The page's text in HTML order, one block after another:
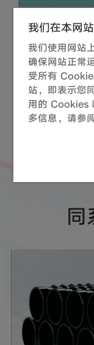
同
我们在本网
我们使用网站
确保网站正常
受所有
站，即表示您
用的 Cookies
多信息，请参